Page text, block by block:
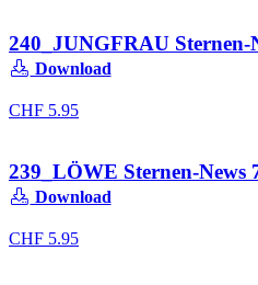
240_JUNGFRAU Sternen-
Download
CHF 5.95
239_LÖWE Sternen-News
Download
CHF 5.95